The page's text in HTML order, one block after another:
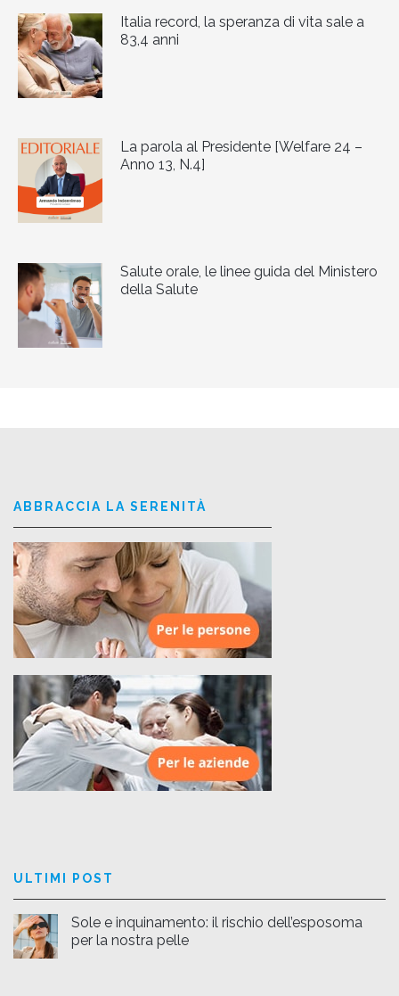
Italia record, la speranza di vita sale a
83,4 anni
La parola al Presidente [Welfare 24 –
Anno 13, N.4]
Salute orale, le linee guida del Ministero
della Salute
ABBRACCIA LA SERENITÀ
ULTIMI POST
Sole e inquinamento: il rischio dell’esposoma
per la nostra pelle